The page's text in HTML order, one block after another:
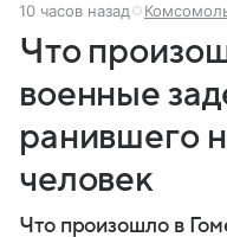
10 часов назад
Что
военные
ранившего
человек
Что произошло в